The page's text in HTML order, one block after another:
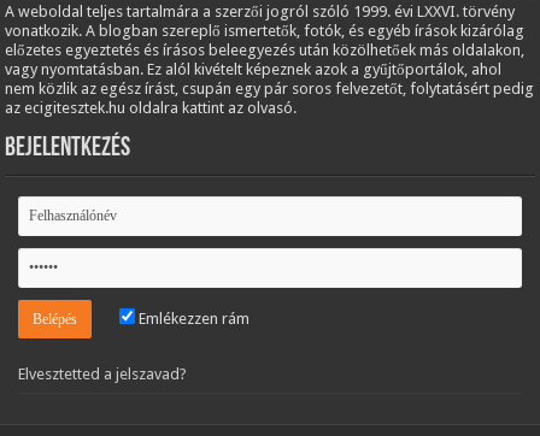
A weboldal teljes tartalmára a szerzői jogról szóló 1999. évi LXXVI. törvény
vonatkozik. A blogban szereplő ismertetők, fotók, és egyéb írások kizárólag
előzetes egyeztetés és írásos beleegyezés után közölhetőek más oldalakon,
vagy nyomtatásban. Ez alól kivételt képeznek azok a gyűjtőportálok, ahol
nem közlik az egész írást, csupán egy pár soros felvezetőt, folytatásért pedig
az ecigitesztek.hu oldalra kattint az olvasó.
Bejelentkezés
Emlékezzen rám
Elvesztetted a jelszavad?